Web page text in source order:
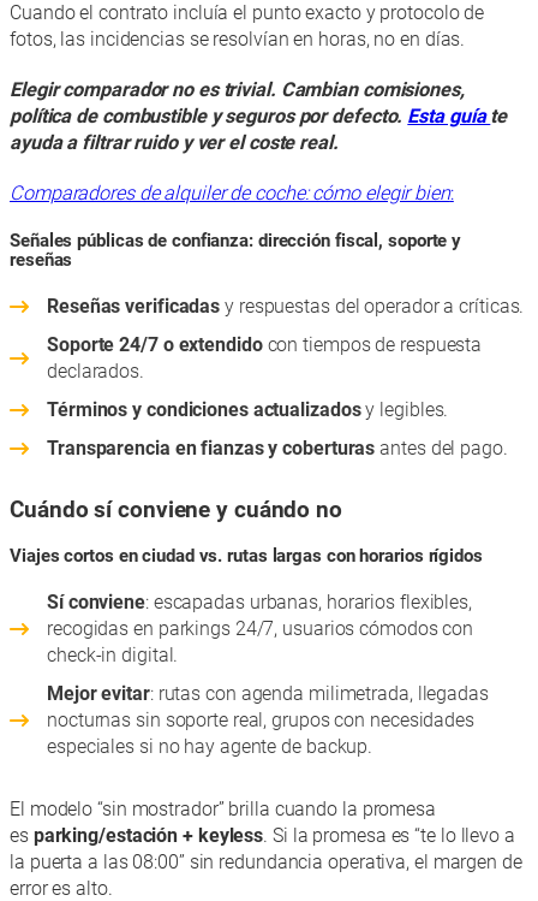
Cuando el contrato incluía el punto exacto y protocolo de
fotos, las incidencias se resolvían en horas, no en días.
Elegir comparador no es trivial. Cambian comisiones,
política de combustible y seguros por defecto. Esta guíate
ayuda a filtrar ruido y ver el coste real.
Comparadores de alquiler de coche: cómo elegir bien:
Señales públicas de confianza: dirección fiscal, soporte y
reseñas
Reseñas verificadas y respuestas del operador a críticas.
Soporte 24/7 o extendidocon tiempos de respuesta
declarados.
Términos y condiciones actualizadosy legibles.
Transparencia en fianzas y coberturas antes del pago.
Cuándo sí conviene y cuándo no
Viajes cortos en ciudad vs. rutas largas con horarios rígidos
Sí conviene: escapadas urbanas, horarios flexibles,
recogidas en parkings 24/7, usuarios cómodos con
check-in digital.
Mejor evitar: rutas con agenda milimetrada, llegadas
nocturnas sin soporte real, grupos con necesidades
especiales si no hay agente de backup.
El modelo “sin mostrador” brilla cuando la promesa
es parking/estación + keyless. Si la promesa es “te lo llevo a
la puerta a las 08:00” sin redundancia operativa, el margen de
error es alto.